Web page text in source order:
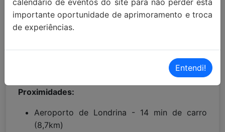
MAIORES INFORMAÇÕES:
Proximidades:
Aeroporto de Londrina - 14 min de carro
(8,7km)
calendário de eventos do site para não perder esta
importante oportunidade de aprimoramento e troca
de experiências.
Entendi!